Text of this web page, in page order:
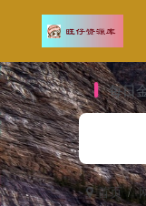
每日
首页